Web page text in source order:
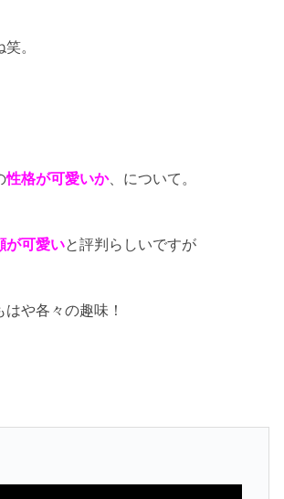
。
性格が可愛いか、について。
が可愛いと評判らしいですが
や各々の趣味！